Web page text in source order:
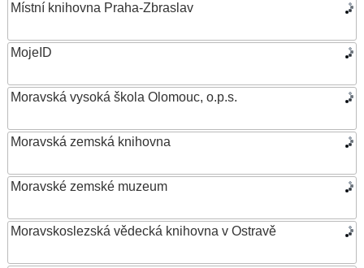
Místní knihovna Praha-Zbraslav
MojeID
Moravská vysoká škola Olomouc, o.p.s.
Moravská zemská knihovna
Moravské zemské muzeum
Moravskoslezská vědecká knihovna v Ostravě